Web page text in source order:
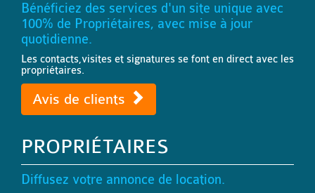
Bénéficiez des services d'un site unique avec
100% de Propriétaires, avec mise à jour
quotidienne.
Les contacts,visites et signatures se font en direct avec les
propriétaires.
Avis de clients
PROPRIÉTAIRES
Diffusez votre annonce de location.